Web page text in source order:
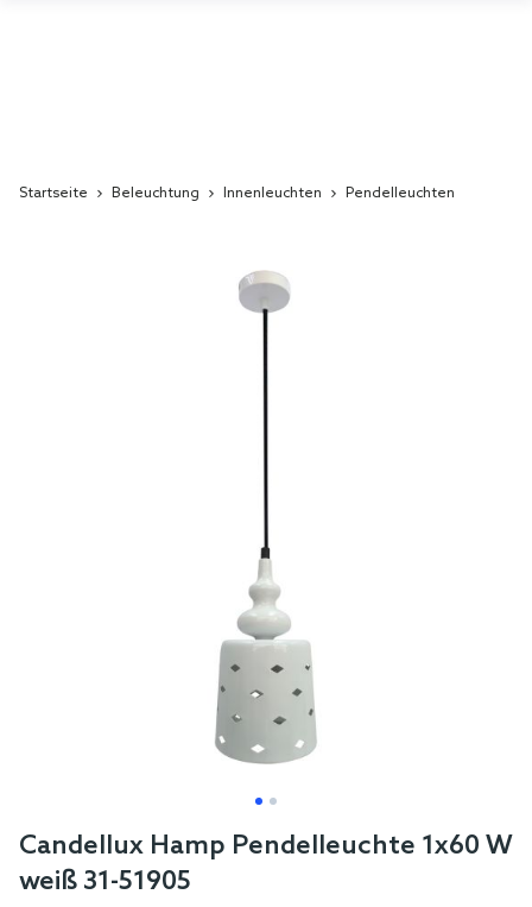
Startseite Beleuchtung Innenleuchten Pendelleuchten
Skip
Candellux Hamp Pendelleuchte 1x60 W
weiß 31-51905